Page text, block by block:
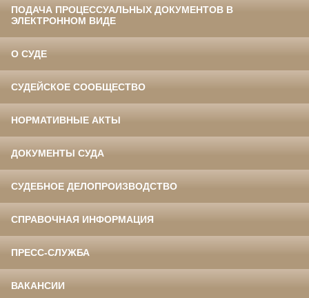
ПОДАЧА ПРОЦЕССУАЛЬНЫХ ДОКУМЕНТОВ В
ЭЛЕКТРОННОМ ВИДЕ
О СУДЕ
СУДЕЙСКОЕ СООБЩЕСТВО
НОРМАТИВНЫЕ АКТЫ
ДОКУМЕНТЫ СУДА
СУДЕБНОЕ ДЕЛОПРОИЗВОДСТВО
СПРАВОЧНАЯ ИНФОРМАЦИЯ
ПРЕСС-СЛУЖБА
ВАКАНСИИ